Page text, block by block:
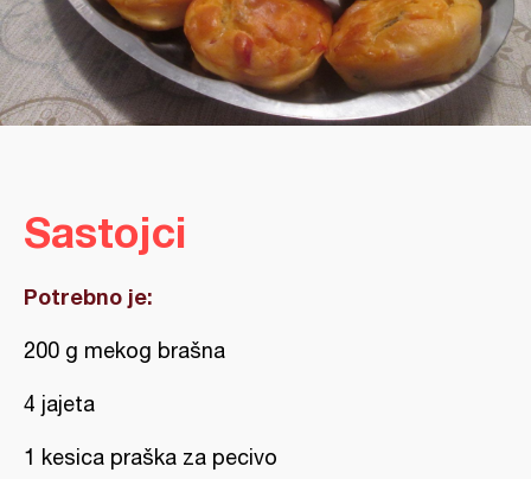
Sastojci
Potrebno je:
200 g mekog brašna
4 jajeta
1 kesica praška za pecivo